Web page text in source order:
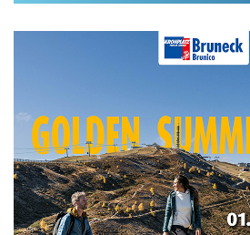
Im Tourenarchiv suchen
Region: